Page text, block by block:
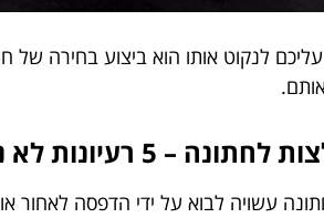
לנקוט אותו הוא ביצוע בחירה של
5 רעיונות לא נדושים
עשויה לבוא על ידי הדפסה לאחור